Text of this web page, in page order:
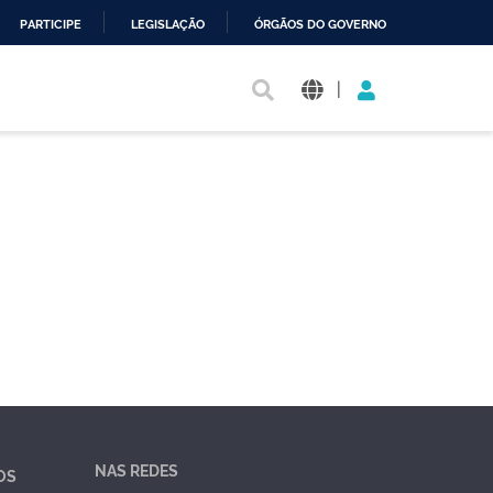
PARTICIPE LEGISLAÇÃO ÓRGÃOS DO GOVERNO
|
NAS REDES